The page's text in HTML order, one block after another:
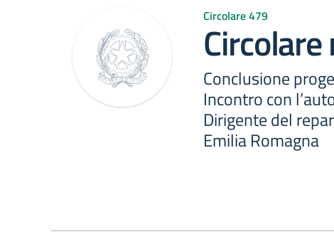
Circolare 479
Conclusione
Incontro con
Dirigente del
Emilia Romagna